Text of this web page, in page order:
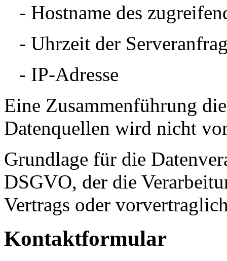
- Hostname des
- Uhrzeit der
- IP-Adresse
Eine Zusammenführung
Datenquellen wird nicht
Grundlage für die
DSGVO, der die
Vertrags oder
Kontaktformular